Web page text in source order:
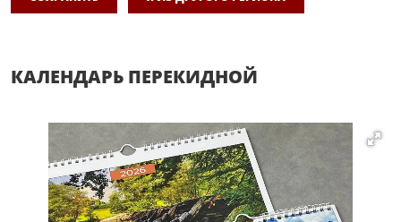
КАЛЕНДАРЬ ПЕРЕКИДНОЙ